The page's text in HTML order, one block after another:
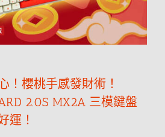
！櫻桃手感發財術！
2.0S MX2A 三模鍵盤
運！